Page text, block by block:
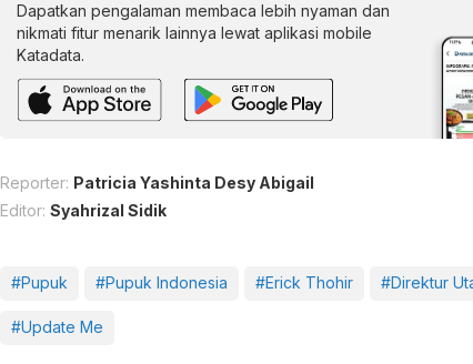
Dapatkan pengalaman membaca lebih nyaman dan
nikmati fitur menarik lainnya lewat aplikasi mobile
Katadata.
Reporter: Patricia Yashinta Desy Abigail
Editor: Syahrizal Sidik
#Pupuk #Pupuk Indonesia #Erick Thohir #Direktur
#Update Me